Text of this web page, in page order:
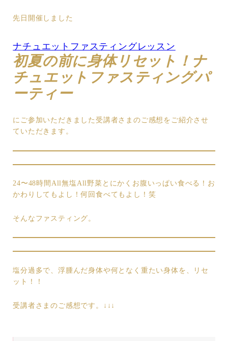
先日開催しました
ナチュエットファスティングレッスン
初夏の前に身体リセット！ナ
チュエットファスティングパ
ーティー
にご参加いただきました受講者さまのご感想をご紹介させ
ていただきます。
24〜48時間All無塩All野菜とにかくお腹いっぱい食べる！お
かわりしてもよし！何回食べてもよし！笑
そんなファスティング。
塩分過多で、浮腫んだ身体や何となく重たい身体を、リセ
ット！！
受講者さまのご感想です。↓↓↓